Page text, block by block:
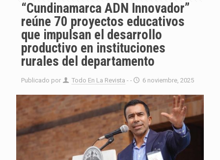
“Cundinamarca ADN Innovador”
reúne 70 proyectos educativos
que impulsan el desarrollo
productivo en instituciones
rurales del departamento
Publicado por Todo En La Revista - - 6 noviembre, 2025